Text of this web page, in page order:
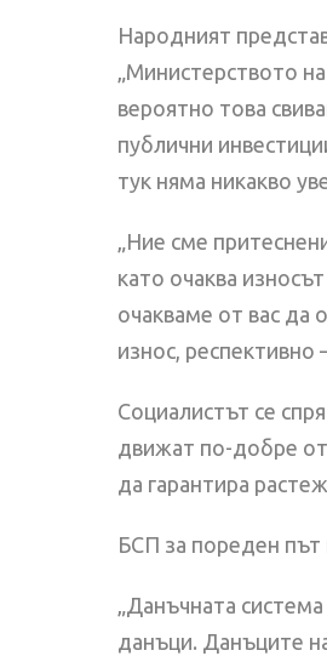
Народният
„Министерството
вероятно това
публични
тук няма никакво
„Ние сме
като очаква
очакваме от вас да
износ, респективно
Социалистът се
движат по-добре от
да гарантира
БСП за пореден път
„Данъчната
данъци. Данъците